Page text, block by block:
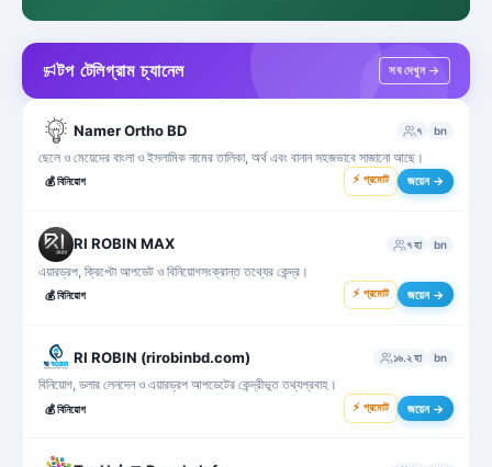
টপ টেলিগ্রাম চ্যানেল সব দেখুন →
Namer Ortho BD ৭ bn
ছেলে ও মেয়েদের বাংলা ও ইসলামিক নামের তালিকা, অর্থ এবং বানান সহজভাবে সাজানো আছে।
💰বিনিয়োগ ⚡ প্রমোট জয়েন →
RI ROBIN MAX ৭ হা bn
এয়ারড্রপ, ক্রিপ্টো আপডেট ও বিনিয়োগসংক্রান্ত তথ্যের কেন্দ্র।
💰বিনিয়োগ ⚡ প্রমোট জয়েন →
RI ROBIN (rirobinbd.com) ১৬.২ হা bn
বিনিয়োগ, ডলার লেনদেন ও এয়ারড্রপ আপডেটের কেন্দ্রীভূত তথ্যপ্রবাহ।
💰বিনিয়োগ ⚡ প্রমোট জয়েন →